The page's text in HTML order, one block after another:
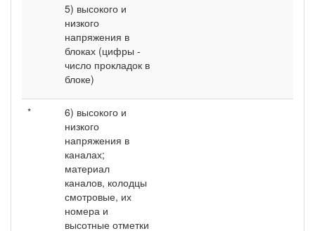
5) высокого и
низкого
напряжения в
блоках (цифры -
число прокладок в
блоке)
*
6) высокого и
низкого
напряжения в
каналах;
материал
каналов, колодцы
смотровые, их
номера и
высотные отметки